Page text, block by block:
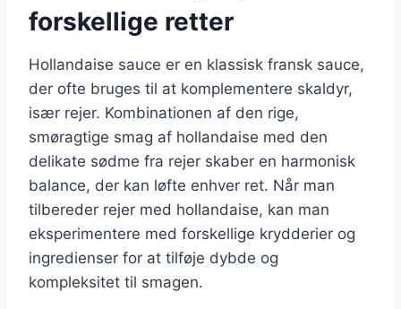
forskellige retter
Hollandaise sauce er en klassisk fransk sauce,
der ofte bruges til at komplementere skaldyr,
især rejer. Kombinationen af den rige,
smøragtige smag af hollandaise med den
delikate sødme fra rejer skaber en harmonisk
balance, der kan løfte enhver ret. Når man
tilbereder rejer med hollandaise, kan man
eksperimentere med forskellige krydderier og
ingredienser for at tilføje dybde og
kompleksitet til smagen.